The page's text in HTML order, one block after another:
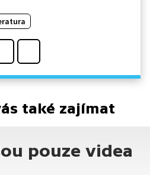
také zajímat
pouze videa